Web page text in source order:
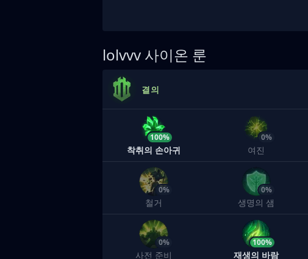
lolvvv 사이온 룬
결의
100%
착취의 손아귀
0%
여진
0%
철거
0%
생명의 샘
0%
사전 준비
100%
재생의 바람